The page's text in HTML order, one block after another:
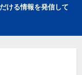
ける情報を発信して